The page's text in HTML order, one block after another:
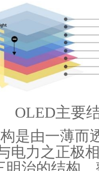
OLED主要
是由一薄而
电力之正极